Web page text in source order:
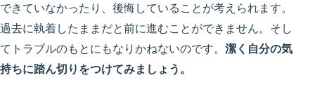
できていなかったり、後悔していることが考えられます。
過去に執着したままだと前に進むことができません。そし
てトラブルのもとにもなりかねないのです。 潔く自分の気
持ちに踏ん切りをつけてみましょう。